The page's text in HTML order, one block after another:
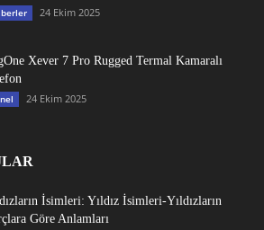
24 Ekim 2025
Xever 7 Pro Rugged Termal Kamaralı
24 Ekim 2025
İsimleri: Yıldız İsimleri-Yıldızların
Göre Anlamları